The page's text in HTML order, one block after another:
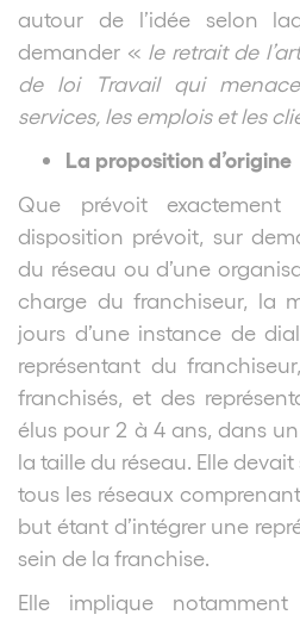
autour de l’idée selon
demander « le retrait de
de loi Travail qui
services, les emplois et les
La proposition d’origine
Que prévoit
disposition prévoit, sur
du réseau ou d’une
charge du franchiseur, la
jours d’une instance de
représentant du
franchisés, et des
élus pour 2 à 4 ans, dans
la taille du réseau. Elle devait
tous les réseaux
but étant d’intégrer une
sein de la franchise.
Elle implique